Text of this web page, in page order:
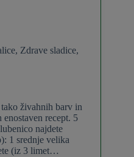
, Zdrave sladice,
živahnih barv in
recept. 5
najdete
1 srednje velika
(iz 3 limet…